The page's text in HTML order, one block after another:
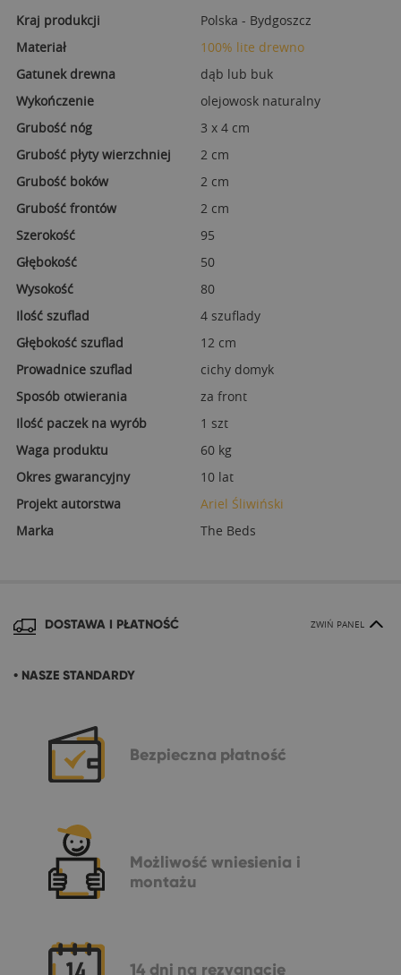
Kraj produkcji
Polska - Bydgoszcz
Materiał
100% lite drewno
Gatunek drewna
dąb lub buk
Wykończenie
olejowosk naturalny
Grubość nóg
3 x 4 cm
Grubość płyty wierzchniej
2 cm
Grubość boków
2 cm
Grubość frontów
2 cm
Szerokość
95
Głębokość
50
Wysokość
80
Ilość szuflad
4 szuflady
Głębokość szuflad
12 cm
Prowadnice szuflad
cichy domyk
Sposób otwierania
za front
Ilość paczek na wyrób
1 szt
Waga produktu
60 kg
Okres gwarancyjny
10 lat
Projekt autorstwa
Ariel Śliwiński
Marka
The Beds
DOSTAWA I PŁATNOŚĆ ZWIŃ PANEL
• NASZE STANDARDY
Bezpieczna płatność
Możliwość wniesienia i
montażu
14 dni na rezygnację